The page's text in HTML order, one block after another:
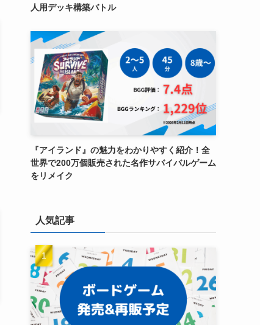
人用デッキ構築バトル
『アイランド』の魅力をわかりやすく紹介！全
世界で200万個販売された名作サバイバルゲーム
をリメイク
人気記事